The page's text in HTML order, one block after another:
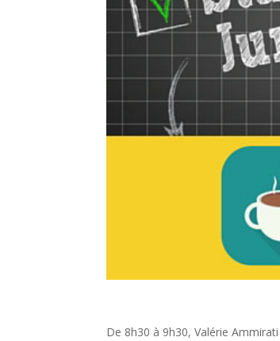
De 8h30 à 9h30, Valérie